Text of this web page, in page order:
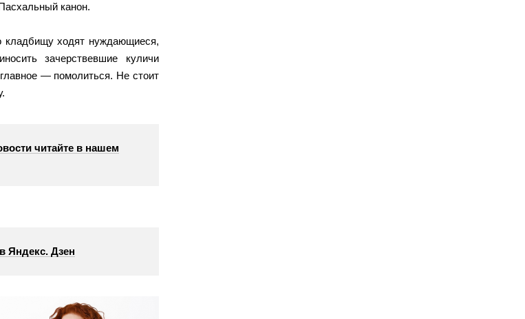
канон.
кладбищу ходят нуждающиеся,
зачерствевшие куличи
— помолиться. Не стоит
читайте в нашем
Яндекс. Дзен